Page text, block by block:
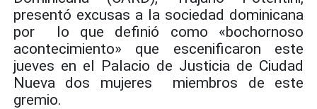
presentó excusas a la sociedad dominicana
por lo que definió como «bochornoso
acontecimiento» que escenificaron este
jueves en el Palacio de Justicia de Ciudad
Nueva dos mujeres miembros de este
gremio.